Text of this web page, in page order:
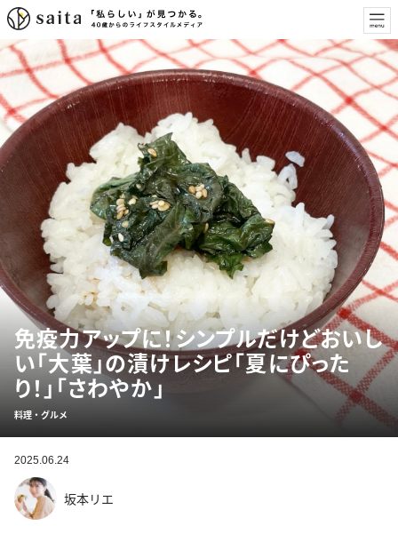
免疫力アップに！シンプルだけどおいし
い「大葉」の漬けレシピ「夏にぴった
り！」「さわやか」
料理・グルメ
2025.06.24
坂本リエ